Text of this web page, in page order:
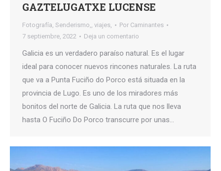
GAZTELUGATXE LUCENSE
Fotografía, Senderismo,, viajes, Por Caminantes
7 septiembre, 2022
Deja un comentario
Galicia es un verdadero paraíso natural. Es el lugar
ideal para conocer nuevos rincones naturales. La ruta
que va a Punta Fuciño do Porco está situada en la
provincia de Lugo. Es uno de los miradores más
bonitos del norte de Galicia. La ruta que nos lleva
hasta O Fuciño Do Porco transcurre por unas…